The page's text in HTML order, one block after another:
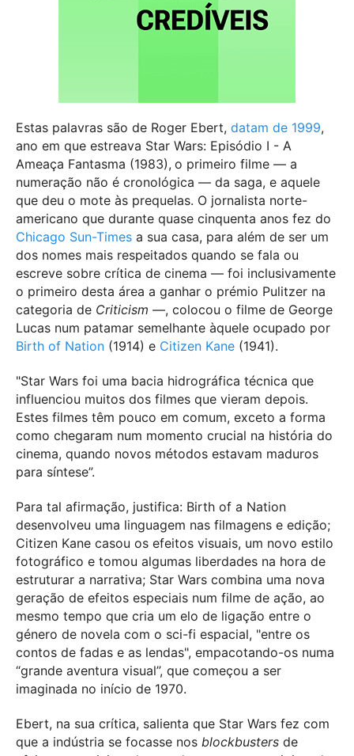
Estas palavras são de Roger Ebert, datam de 1999,
ano em que estreava Star Wars: Episódio I - A
Ameaça Fantasma (1983), o primeiro filme — a
numeração não é cronológica — da saga, e aquele
que deu o mote às prequelas. O jornalista norte-
americano que durante quase cinquenta anos fez do
Chicago Sun-Times a sua casa, para além de ser um
dos nomes mais respeitados quando se fala ou
escreve sobre crítica de cinema — foi inclusivamente
o primeiro desta área a ganhar o prémio Pulitzer na
categoria de Criticism —, colocou o filme de George
Lucas num patamar semelhante àquele ocupado por
Birth of Nation (1914) e Citizen Kane (1941).
"Star Wars foi uma bacia hidrográfica técnica que
influenciou muitos dos filmes que vieram depois.
Estes filmes têm pouco em comum, exceto a forma
como chegaram num momento crucial na história do
cinema, quando novos métodos estavam maduros
para síntese”.
Para tal afirmação, justifica: Birth of a Nation
desenvolveu uma linguagem nas filmagens e edição;
Citizen Kane casou os efeitos visuais, um novo estilo
fotográfico e tomou algumas liberdades na hora de
estruturar a narrativa; Star Wars combina uma nova
geração de efeitos especiais num filme de ação, ao
mesmo tempo que cria um elo de ligação entre o
género de novela com o sci-fi espacial, "entre os
contos de fadas e as lendas", empacotando-os numa
“grande aventura visual”, que começou a ser
imaginada no início de 1970.
Ebert, na sua crítica, salienta que Star Wars fez com
que a indústria se focasse nos blockbusters de